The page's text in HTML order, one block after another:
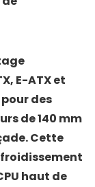
E-ATX et
des
de 140 mm
Cette
haut de